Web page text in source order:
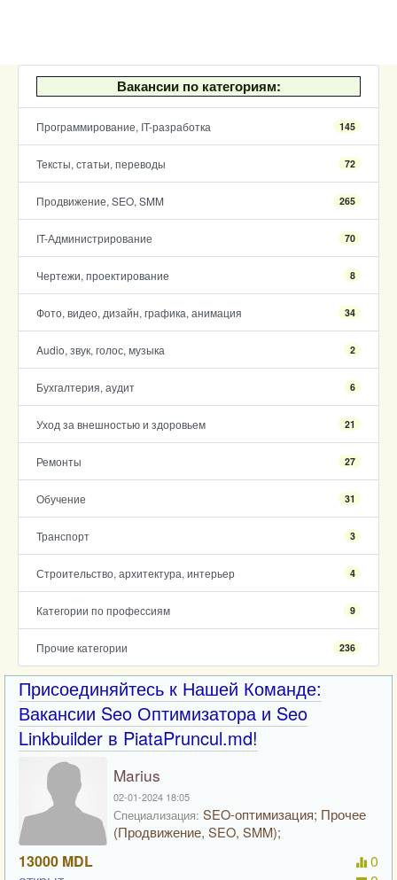
Вакансии по категориям:
Программирование, IT-разработка 145
Тексты, статьи, переводы 72
Продвижение, SEO, SMM 265
IT-Администрирование 70
Чертежи, проектирование 8
Фото, видео, дизайн, графика, анимация 34
Audio, звук, голос, музыка 2
Бухгалтерия, аудит 6
Уход за внешностью и здоровьем 21
Ремонты 27
Обучение 31
Транспорт 3
Строительство, архитектура, интерьер 4
Категории по профессиям 9
Прочие категории 236
Присоединяйтесь к Нашей Команде:
Вакансии Seo Оптимизатора и Seo
Linkbuilder в PiataPruncul.md!
Marius
02-01-2024 18:05
Специализация: SEO-оптимизация; Прочее
(Продвижение, SEO, SMM);
13000 MDL
0